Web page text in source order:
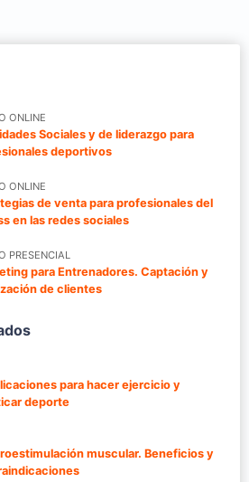
ONLINE
Sociales y de liderazgo para
deportivos
ONLINE
de venta para profesionales del
en las redes sociales
PRESENCIAL
para Entrenadores. Captación y
de clientes
para hacer ejercicio y
deporte
muscular. Beneficios y